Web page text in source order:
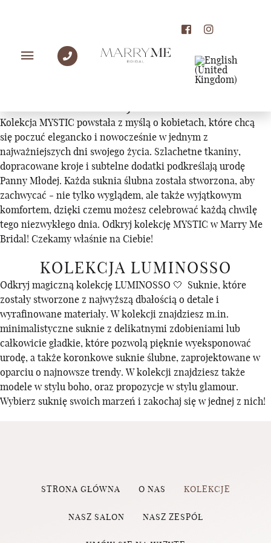
KOLEKCJE
Kolekcja MYSTIC powstała z myślą o kobietach, które chcą
się poczuć elegancko i nowocześnie w jednym z
najważniejszych dni swojego życia. Szlachetne tkaniny,
dopracowane kroje i subtelne dodatki podkreślają urodę
Panny Młodej. Każda suknia ślubna została stworzona, aby
zachwycać - nie tylko wyglądem, ale także wyjątkowym
komfortem, dzięki czemu możesz celebrować każdą chwilę
tego niezwykłego dnia. Odkryj kolekcję MYSTIC w Marry Me
Bridal! Czekamy właśnie na Ciebie!
KOLEKCJA LUMINOSSO
Odkryj magiczną kolekcję LUMINOSSO 🤍 Suknie, które
zostały stworzone z najwyższą dbałością o detale i
wyrafinowane materiały. W kolekcji znajdziesz m.in.
minimalistyczne suknie z delikatnymi zdobieniami lub
całkowicie gładkie, które pozwolą pięknie wyeksponować
urodę, a także koronkowe suknie ślubne, zaprojektowane w
oparciu o najnowsze trendy. W kolekcji znajdziesz także
modele w stylu boho, oraz propozycje w stylu glamour.
Wybierz suknię swoich marzeń i zakochaj się w jednej z nich!
STRONA GŁÓWNA O NAS KOLEKCJE
NASZ SALON NASZ ZESPÓŁ